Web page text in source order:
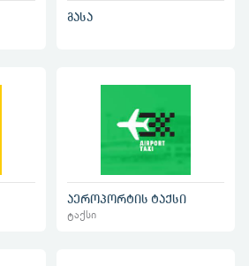
გასა
აეროპორტის ტაქსი
ტაქსი